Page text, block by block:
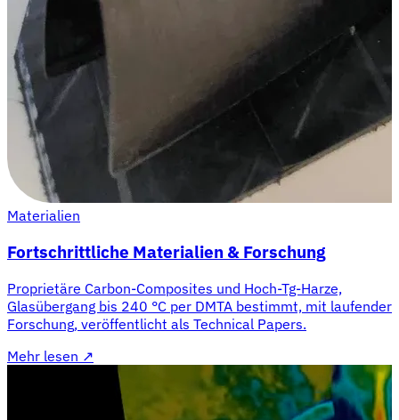
Materialien
Fortschrittliche Materialien & Forschung
Proprietäre Carbon-Composites und Hoch-Tg-Harze,
Glasübergang bis 240 °C per DMTA bestimmt, mit laufender
Forschung, veröffentlicht als Technical Papers.
Mehr lesen ↗